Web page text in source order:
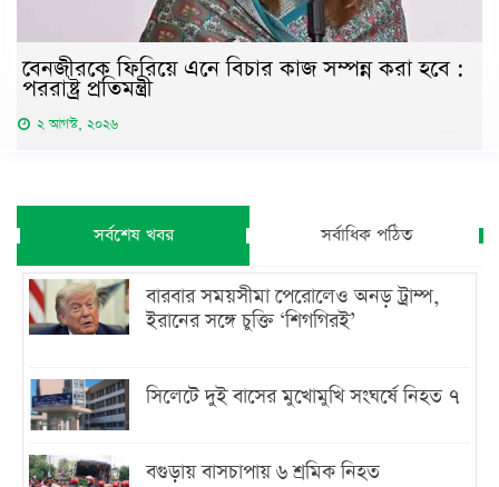
বেনজীরকে ফিরিয়ে এনে বিচার কাজ সম্পন্ন করা হবে :
পররাষ্ট্র প্রতিমন্ত্রী
২ আগস্ট, ২০২৬
সর্বশেষ খবর সর্বাধিক পঠিত
বারবার সময়সীমা পেরোলেও অনড় ট্রাম্প,
ইরানের সঙ্গে চুক্তি ‘শিগগিরই’
সিলেটে দুই বাসের মুখোমুখি সংঘর্ষে নিহত ৭
বগুড়ায় বাসচাপায় ৬ শ্রমিক নিহত